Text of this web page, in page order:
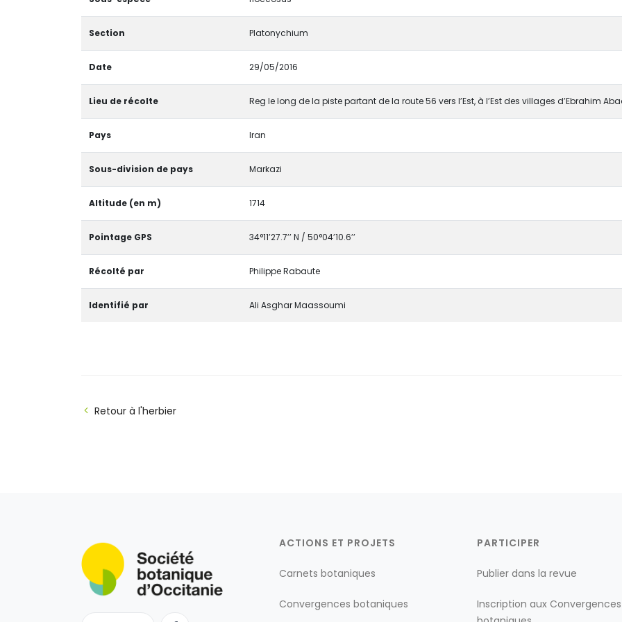
Section Platonychium
Date 29/05/2016
Lieu de récolte Reg le long de la piste partant de la route 56 vers l’Est, à l’Est des villages d’Ebrahim
Pays Iran
Sous-division de pays Markazi
Altitude (en m) 1714
Pointage GPS 34°11’27.7’’ N / 50°04’10.6’’
Récolté par Philippe Rabaute
Identifié par Ali Asghar Maassoumi
Retour à l'herbier
ACTIONS ET PROJETS
Carnets botaniques
Convergences botaniques
PARTICIPER
Publier dans la revue
Inscription aux Convergences